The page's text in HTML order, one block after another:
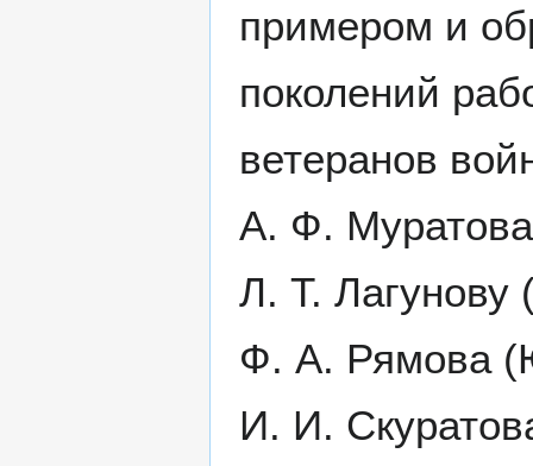
примером и
поколений
ветеранов
А. Ф.
Л. Т.
Ф. А. Рямова
И. И.